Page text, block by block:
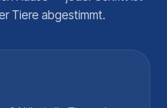
Tiere abgestimmt.